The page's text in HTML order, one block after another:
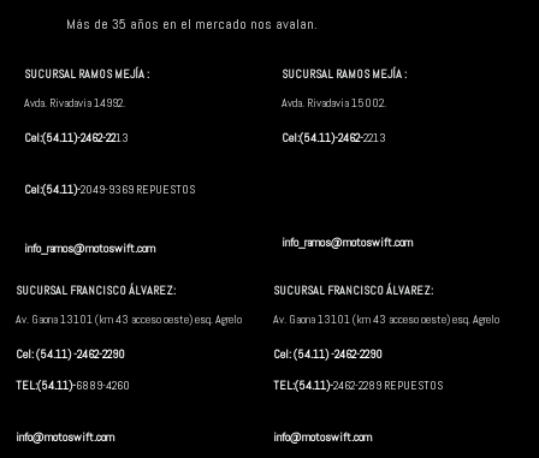
Más de 35 años en el mercado nos avalan.
SUCURSAL RAMOS MEJÍA :
Avda. Rivadavia 14992.
Cel:(54.11)-2462-2213
Cel:(54.11)-2049-9369 REPUESTOS
info_ramos@motoswift.com
SUCURSAL RAMOS MEJÍA :
Avda. Rivadavia 15002.
Cel:(54.11)-2462-2213
info_ramos@motoswift.com
SUCURSAL FRANCISCO ÁLVAREZ:
Av. Gaona 13101 (km 43 acceso oeste) esq. Agrelo
Cel: (54.11) -2462-2290
TEL:(54.11)-6889-4260
info@motoswift.com
SUCURSAL FRANCISCO ÁLVAREZ:
Av. Gaona 13101 (km 43 acceso oeste) esq. Agrelo
Cel: (54.11) -2462-2290
TEL:(54.11)-2462-2289 REPUESTOS
info@motoswift.com